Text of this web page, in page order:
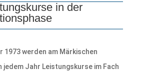
in der
1973 werden am Märkischen
jedem Jahr Leistungskurse im Fach